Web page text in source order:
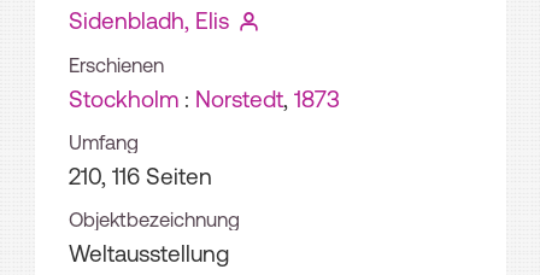
Sidenbladh, Elis
Erschienen
Stockholm : Norstedt, 1873
Umfang
210, 116 Seiten
Objektbezeichnung
Weltausstellung